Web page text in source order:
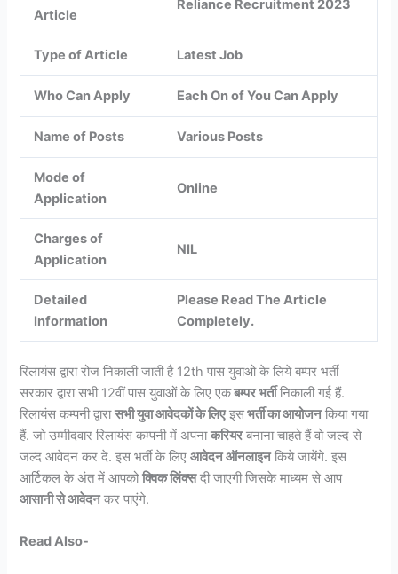
Article
Reliance Recruitment 2023
Type of Article Latest Job
Who Can Apply Each On of You Can Apply
Name of Posts Various Posts
Mode of
Application
Online
Charges of
Application
NIL
Detailed
Information
Please Read The Article
Completely.
रिलायंस द्वारा रोज निकाली जाती है 12th पास युवाओ के लिये बम्पर भर्ती
सरकार द्वारा सभी 12वीं पास युवाओं के लिए एकबम्पर भर्तीनिकाली गई हैं.
रिलायंस कम्पनी द्वारासभी युवा आवेदकों के लिएइसभर्ती का आयोजनकिया गया
हैं. जो उम्मीदवार रिलायंस कम्पनी में अपनाकरियरबनाना चाहते हैं वो जल्द से
जल्द आवेदन कर दे. इस भर्ती के लिएआवेदन ऑनलाइनकिये जायेंगे. इस
आर्टिकल के अंत में आपकोक्विक लिंक्सदी जाएगी जिसके माध्यम से आप
आसानी से आवेदनकर पाएंगे.
Read Also-